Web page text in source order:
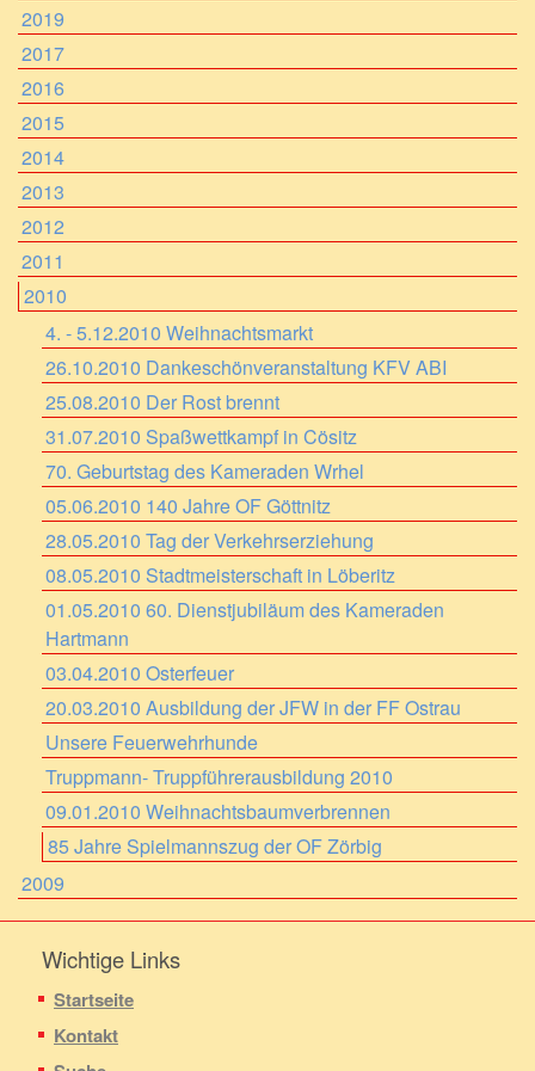
2019
2017
2016
2015
2014
2013
2012
2011
2010
4. - 5.12.2010 Weihnachtsmarkt
26.10.2010 Dankeschönveranstaltung KFV ABI
25.08.2010 Der Rost brennt
31.07.2010 Spaßwettkampf in Cösitz
70. Geburtstag des Kameraden Wrhel
05.06.2010 140 Jahre OF Göttnitz
28.05.2010 Tag der Verkehrserziehung
08.05.2010 Stadtmeisterschaft in Löberitz
01.05.2010 60. Dienstjubiläum des Kameraden
Hartmann
03.04.2010 Osterfeuer
20.03.2010 Ausbildung der JFW in der FF Ostrau
Unsere Feuerwehrhunde
Truppmann- Truppführerausbildung 2010
09.01.2010 Weihnachtsbaumverbrennen
85 Jahre Spielmannszug der OF Zörbig
2009
Wichtige Links
Startseite
Kontakt